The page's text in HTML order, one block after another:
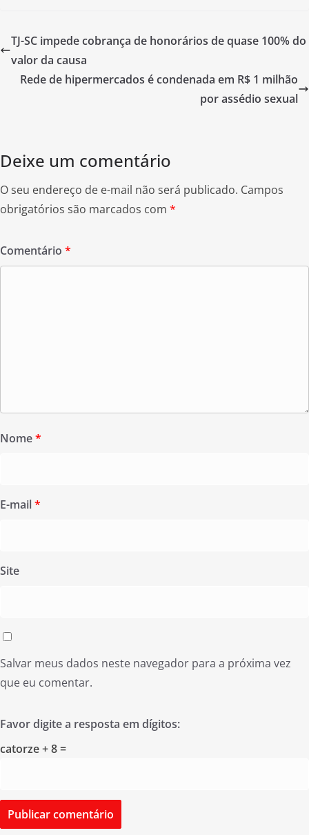
e
b
o
er e
TJ-SC impede cobrança de honorários de quase 100% do
valor da causa
Rede de hipermercados é condenada em R$ 1 milhão
por assédio sexual
Deixe um comentário
O seu endereço de e-mail não será publicado. Campos
obrigatórios são marcados com *
Comentário *
Nome*
E-mail*
Site
Salvar meus dados neste navegador para a próxima vez
que eu comentar.
Favor digite a resposta em dígitos:
catorze + 8 =